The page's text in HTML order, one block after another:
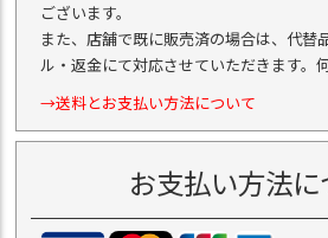
ございます。
また、店舗で既に販売済の場合は、代替
ル・返金にて対応させていただきます。
→送料とお支払い方法について
お支払い方法に